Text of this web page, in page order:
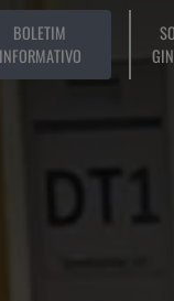
BOLETIM
INFORMATIVO